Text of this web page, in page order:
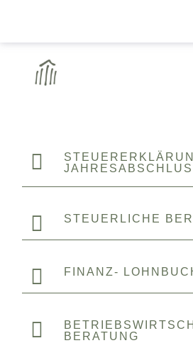

JAHRESABSCHLUSS
 STEUERLICHE
 FINANZ-

BERATUNG